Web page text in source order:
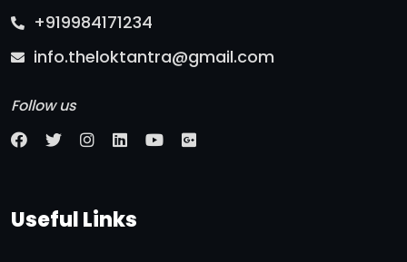
+919984171234
info.theloktantra@gmail.com
Follow us
Useful Links